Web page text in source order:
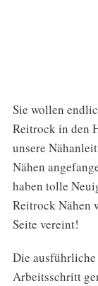
Sie wollen
Reitrock in den
unsere
Nähen
haben tolle
Reitrock Nähen
Seite vereint!
Die
Arbeitsschritt